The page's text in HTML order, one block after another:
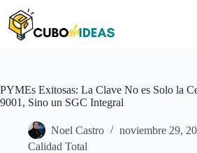
contenido
PYMEs Exitosas: La Clave No es Solo la
9001, Sino un SGC Integral
Noel Castro
noviembre 29,
Calidad Total